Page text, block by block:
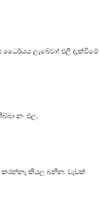
ලැබේවා! එලි දැක්වීමේ
නං එල.
කරන්නෑ කියල බනින. වැඩක්